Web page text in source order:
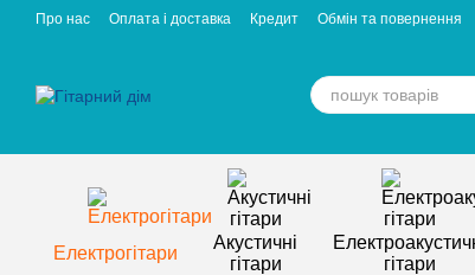
Перейти к основному контенту
Про нас Оплата і доставка Кредит Обмін та повернення
Електрогітари
Акустичні
гітари
гітари